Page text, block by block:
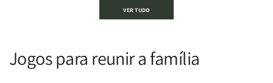
Almeida
Almeida
PPM
|
VER TUDO
Jogos para reunir a família